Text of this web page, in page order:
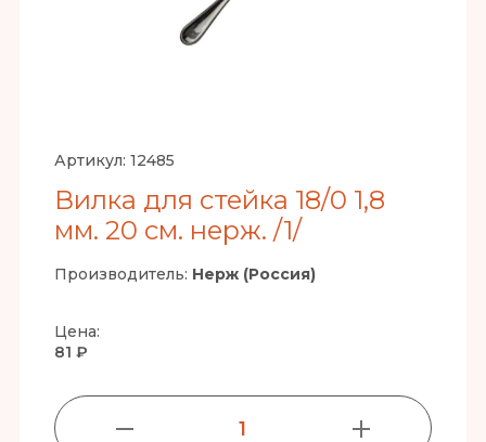
Артикул: 12485
Вилка для стейка 18/0 1,8
мм. 20 см. нерж. /1/
Производитель: Нерж (Россия)
Цена:
81 ₽
1